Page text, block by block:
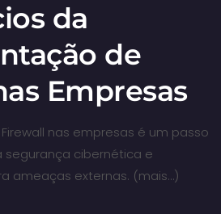
da
de
Empresas
nas empresas é um passo
segurança cibernética e
ameaças externas. (mais…)